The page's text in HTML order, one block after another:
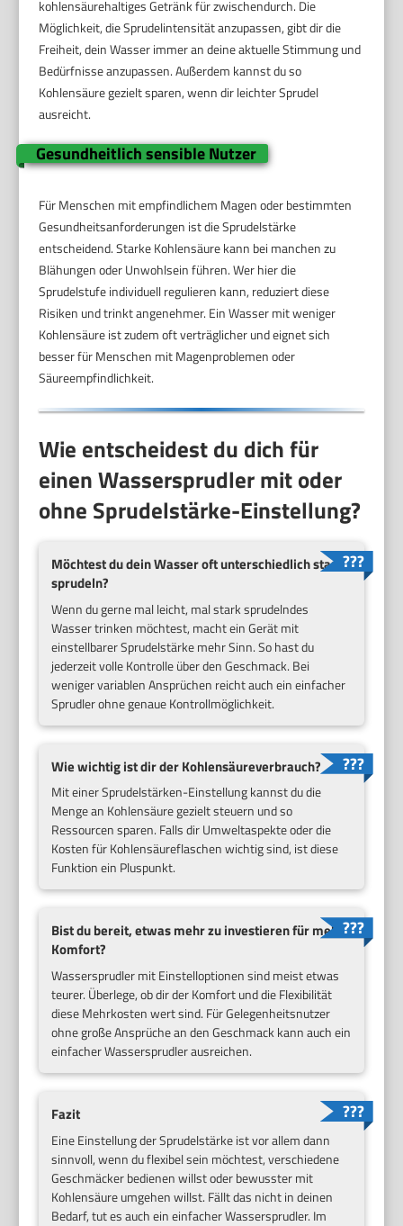
kohlensäurehaltiges Getränk für zwischendurch. Die
Möglichkeit, die Sprudelintensität anzupassen, gibt dir die
Freiheit, dein Wasser immer an deine aktuelle Stimmung und
Bedürfnisse anzupassen. Außerdem kannst du so
Kohlensäure gezielt sparen, wenn dir leichter Sprudel
ausreicht.
Gesundheitlich sensible Nutzer
Für Menschen mit empfindlichem Magen oder bestimmten
Gesundheitsanforderungen ist die Sprudelstärke
entscheidend. Starke Kohlensäure kann bei manchen zu
Blähungen oder Unwohlsein führen. Wer hier die
Sprudelstufe individuell regulieren kann, reduziert diese
Risiken und trinkt angenehmer. Ein Wasser mit weniger
Kohlensäure ist zudem oft verträglicher und eignet sich
besser für Menschen mit Magenproblemen oder
Säureempfindlichkeit.
Wie entscheidest du dich für
einen Wassersprudler mit oder
ohne Sprudelstärke-Einstellung?
Möchtest du dein Wasser oft unterschiedlich stark
sprudeln?
Wenn du gerne mal leicht, mal stark sprudelndes
Wasser trinken möchtest, macht ein Gerät mit
einstellbarer Sprudelstärke mehr Sinn. So hast du
jederzeit volle Kontrolle über den Geschmack. Bei
weniger variablen Ansprüchen reicht auch ein einfacher
Sprudler ohne genaue Kontrollmöglichkeit.
Wie wichtig ist dir der Kohlensäureverbrauch?
Mit einer Sprudelstärken-Einstellung kannst du die
Menge an Kohlensäure gezielt steuern und so
Ressourcen sparen. Falls dir Umweltaspekte oder die
Kosten für Kohlensäureflaschen wichtig sind, ist diese
Funktion ein Pluspunkt.
Bist du bereit, etwas mehr zu investieren für mehr
Komfort?
Wassersprudler mit Einstelloptionen sind meist etwas
teurer. Überlege, ob dir der Komfort und die Flexibilität
diese Mehrkosten wert sind. Für Gelegenheitsnutzer
ohne große Ansprüche an den Geschmack kann auch ein
einfacher Wassersprudler ausreichen.
Fazit
Eine Einstellung der Sprudelstärke ist vor allem dann
sinnvoll, wenn du flexibel sein möchtest, verschiedene
Geschmäcker bedienen willst oder bewusster mit
Kohlensäure umgehen willst. Fällt das nicht in deinen
Bedarf, tut es auch ein einfacher Wassersprudler. Im